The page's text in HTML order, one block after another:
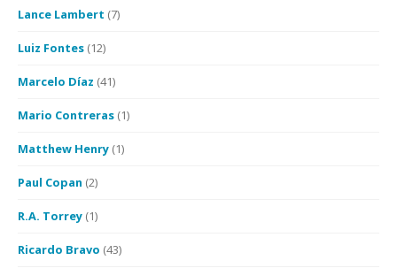
Lance Lambert (7)
Luiz Fontes (12)
Marcelo Díaz (41)
Mario Contreras (1)
Matthew Henry (1)
Paul Copan (2)
R.A. Torrey (1)
Ricardo Bravo (43)